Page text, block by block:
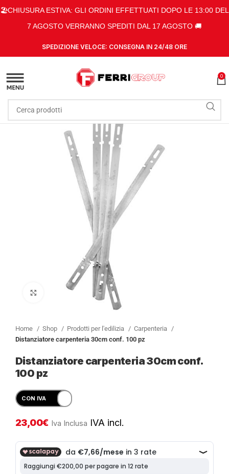
🏖️CHIUSURA ESTIVA: GLI ORDINI EFFETTUATI DOPO LE 13:00 DEL
7 AGOSTO VERRANNO SPEDITI DAL 17 AGOSTO 🚚
SPEDIZIONE VELOCE: CONSEGNA IN 24/48 ORE
0
Clicca per ingrandire
Home Shop Prodotti per l'edilizia
Carpenteria
Distanziatore carpenteria 30cm conf. 100 pz
Distanziatore carpenteria 30cm conf.
100 pz
23,00€ Iva Inclusa IVA incl.